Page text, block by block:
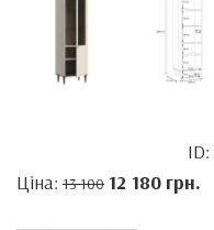
ID:
Ціна: 13 100 12 180 грн.